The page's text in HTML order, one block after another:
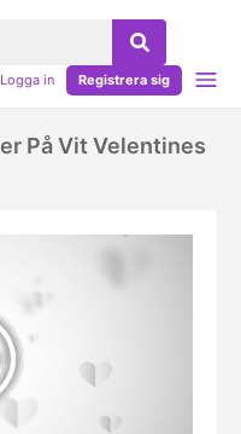
Logga in Registrera sig
På Vit Velentines